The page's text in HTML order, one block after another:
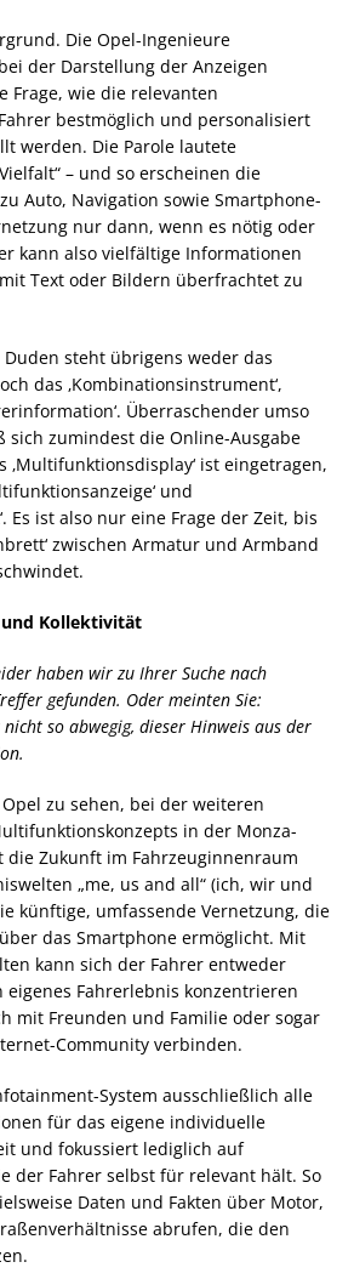
Die Opel-Ingenieure
der Darstellung der Anzeigen
Frage, wie die relevanten
bestmöglich und personalisiert
werden. Die Parole lautete
– und so erscheinen die
Auto, Navigation sowie Smartphone-
nur dann, wenn es nötig oder
kann also vielfältige Informationen
Text oder Bildern überfrachtet zu
Duden steht übrigens weder das
das ‚Kombinationsinstrument‘,
Überraschender umso
sich zumindest die Online-Ausgabe
‚Multifunktionsdisplay‘ ist eingetragen,
und
Es ist also nur eine Frage der Zeit, bis
zwischen Armatur und Armband
Kollektivität
haben wir zu Ihrer Suche nach
gefunden. Oder meinten Sie:
so abwegig, dieser Hinweis aus der
zu sehen, bei der weiteren
in der Monza-
die Zukunft im Fahrzeuginnenraum
„me, us and all“ (ich, wir und
künftige, umfassende Vernetzung, die
das Smartphone ermöglicht. Mit
kann sich der Fahrer entweder
eigenes Fahrerlebnis konzentrieren
mit Freunden und Familie oder sogar
Community verbinden.
System ausschließlich alle
für das eigene individuelle
und fokussiert lediglich auf
der Fahrer selbst für relevant hält. So
Daten und Fakten über Motor,
abrufen, die den